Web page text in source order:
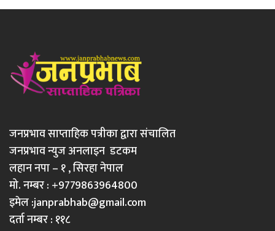
जनप्रभाव साप्ताहिक पत्रीका द्वारा संचालित
जनप्रभाव न्युज अनलाइन डटकम
लहान नपा – १ , सिरहा नेपाल
मो. नम्बर : +9779863964800
इमेल :janprabhab@gmail.com
दर्ता नम्बर : ११८